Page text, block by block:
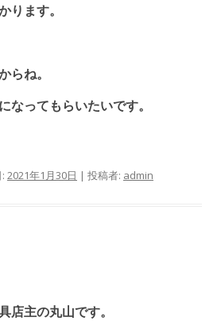
ります。
らね。
なってもらいたいです。
2021年1月30日 | 投稿者: admin
店主の丸山です。